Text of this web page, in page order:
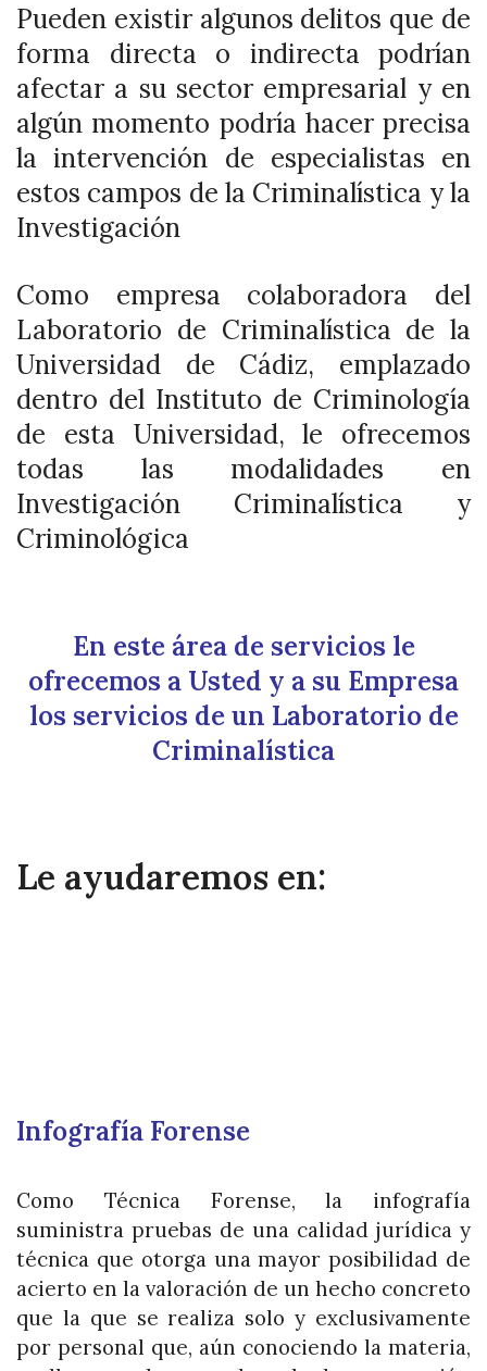
Pueden existir algunos delitos que de
forma directa o indirecta podrían
afectar a su sector empresarial y en
algún momento podría hacer precisa
la intervención de especialistas en
estos campos de la Criminalística y la
Investigación
Como empresa colaboradora del
Laboratorio de Criminalística de la
Universidad de Cádiz, emplazado
dentro del Instituto de Criminología
de esta Universidad, le ofrecemos
todas las modalidades en
Investigación Criminalística y
Criminológica
En este área de servicios le
ofrecemos a Usted y a su Empresa
los servicios de un Laboratorio de
Criminalística
Le ayudaremos en:
Infografía Forense
Como Técnica Forense, la infografía
suministra pruebas de una calidad jurídica y
técnica que otorga una mayor posibilidad de
acierto en la valoración de un hecho concreto
que la que se realiza solo y exclusivamente
por personal que, aún conociendo la materia,